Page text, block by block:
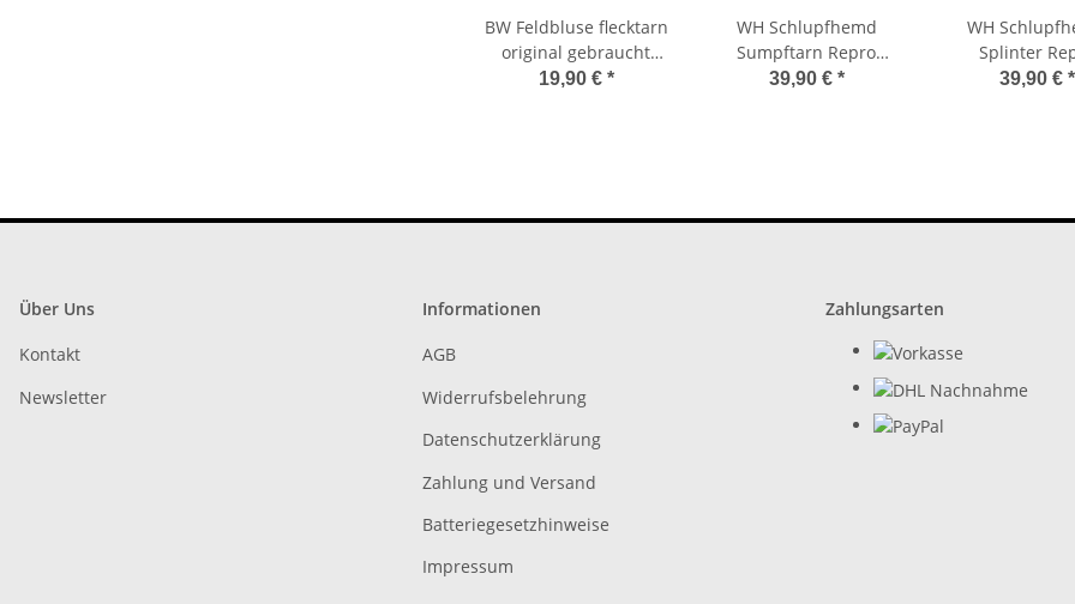
BW Feldbluse flecktarn
original gebraucht
absolut neuwertig
19,90 € *
WH Schlupfhemd
Sumpftarn Repro
Scharfschütze
39,90 € *
WH
Splinter
39,90 € *
Über Uns
Kontakt
Newsletter
Informationen
AGB
Widerrufsbelehrung
Datenschutzerklärung
Zahlung und Versand
Batteriegesetzhinweise
Impressum
Zahlungsarten